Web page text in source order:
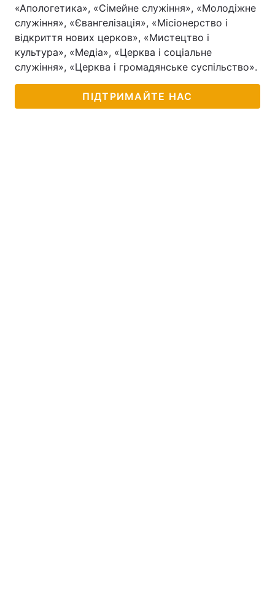
Тема оформлення
«Апологетика», «Сімейне служіння», «Молодіжне
служіння», «Євангелізація», «Місіонерство і
відкриття нових церков», «Мистецтво і
культура», «Медіа», «Церква і соціальне
служіння», «Церква і громадянське суспільство».
ПІДТРИМАЙТЕ НАС